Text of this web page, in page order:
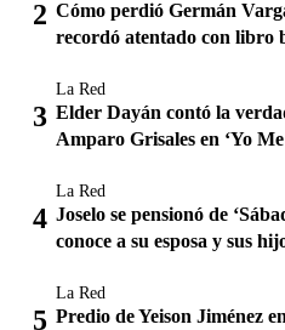
Cómo perdió Germán
recordó atentado con libro
La Red
Elder Dayán contó la
Amparo Grisales en ‘Yo
La Red
Joselo se pensionó de
conoce a su esposa y sus
La Red
Predio de Yeison Jiménez